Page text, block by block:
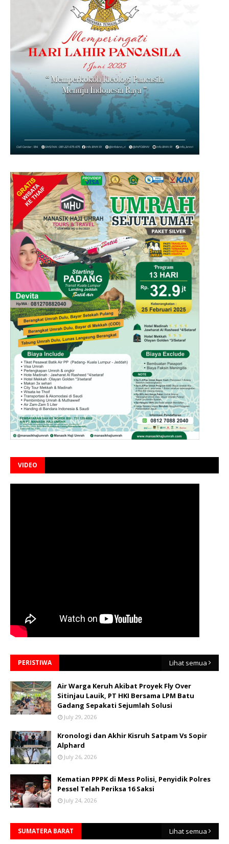
VIDEO
PERISTIWA Lihat semua
Air Warga Keruh Akibat Proyek Fly Over
Sitinjau Lauik, PT HKI Bersama LPM Batu
Gadang Sepakati Sejumlah Solusi
July 29, 2026
Kronologi dan Akhir Kisruh Satpam Vs Sopir
Alphard
July 26, 2026
Kematian PPPK di Mess Polisi, Penyidik Polres
Pessel Telah Periksa 16 Saksi
July 24, 2026
SUMATERA BARAT Lihat semua